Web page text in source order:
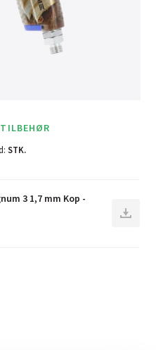
STK.
3 1,7 mm Kop -